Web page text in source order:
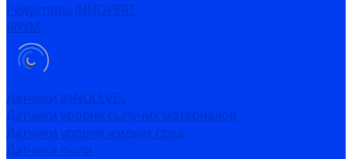
Редукторы INNOVERT
IRWM
Датчики INNOLEVEL
Датчики уровня сыпучих материалов
Датчики уровня жидких сред
Датчики пыли